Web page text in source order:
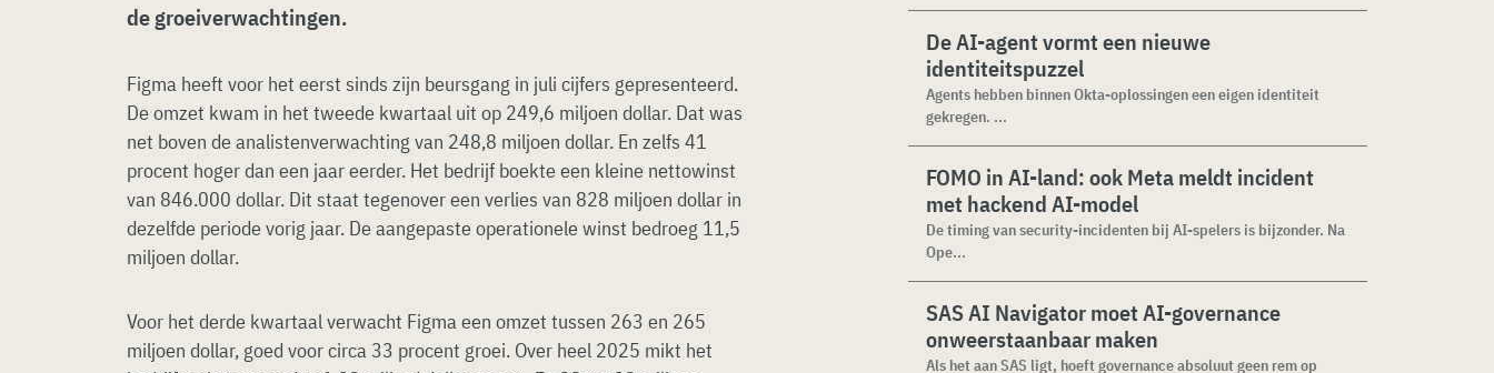
de groeiverwachtingen.
Figma heeft voor het eerst sinds zijn beursgang in juli cijfers gepresenteerd.
De omzet kwam in het tweede kwartaal uit op 249,6 miljoen dollar. Dat was
net boven de analistenverwachting van 248,8 miljoen dollar. En zelfs 41
procent hoger dan een jaar eerder. Het bedrijf boekte een kleine nettowinst
van 846.000 dollar. Dit staat tegenover een verlies van 828 miljoen dollar in
dezelfde periode vorig jaar. De aangepaste operationele winst bedroeg 11,5
miljoen dollar.
Voor het derde kwartaal verwacht Figma een omzet tussen 263 en 265
miljoen dollar, goed voor circa 33 procent groei. Over heel 2025 mikt het
De AI-agent vormt een nieuwe
identiteitspuzzel
Agents hebben binnen Okta-oplossingen een eigen identiteit
gekregen. ...
FOMO in AI-land: ook Meta meldt incident
met hackend AI-model
De timing van security-incidenten bij AI-spelers is bijzonder. Na
Ope...
SAS AI Navigator moet AI-governance
onweerstaanbaar maken
Als het aan SAS ligt, hoeft governance absoluut geen rem op